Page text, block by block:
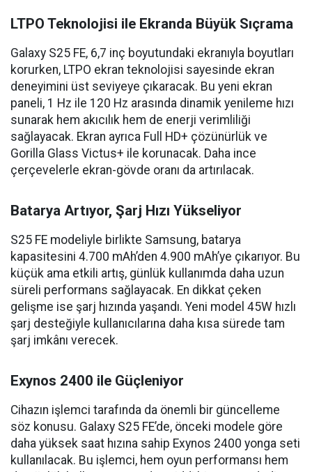
LTPO Teknolojisi ile Ekranda Büyük Sıçrama
Galaxy S25 FE, 6,7 inç boyutundaki ekranıyla boyutları
korurken, LTPO ekran teknolojisi sayesinde ekran
deneyimini üst seviyeye çıkaracak. Bu yeni ekran
paneli, 1 Hz ile 120 Hz arasında dinamik yenileme hızı
sunarak hem akıcılık hem de enerji verimliliği
sağlayacak. Ekran ayrıca Full HD+ çözünürlük ve
Gorilla Glass Victus+ ile korunacak. Daha ince
çerçevelerle ekran-gövde oranı da artırılacak.
Batarya Artıyor, Şarj Hızı Yükseliyor
S25 FE modeliyle birlikte Samsung, batarya
kapasitesini 4.700 mAh’den 4.900 mAh’ye çıkarıyor. Bu
küçük ama etkili artış, günlük kullanımda daha uzun
süreli performans sağlayacak. En dikkat çeken
gelişme ise şarj hızında yaşandı. Yeni model 45W hızlı
şarj desteğiyle kullanıcılarına daha kısa sürede tam
şarj imkânı verecek.
Exynos 2400 ile Güçleniyor
Cihazın işlemci tarafında da önemli bir güncelleme
söz konusu. Galaxy S25 FE’de, önceki modele göre
daha yüksek saat hızına sahip Exynos 2400 yonga seti
kullanılacak. Bu işlemci, hem oyun performansı hem